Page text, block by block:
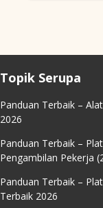
Topik Serupa
Panduan Terbaik –
2026
Panduan Terbaik –
Pengambilan Pekerja
Panduan Terbaik –
Terbaik 2026